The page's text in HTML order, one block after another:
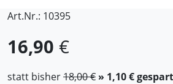
Art.Nr.: 10395
16,90 €
statt bisher18,00 € » 1,10 € gespart